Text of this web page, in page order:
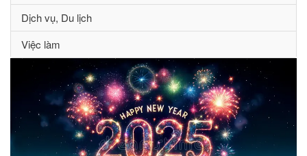
Dịch vụ, Du lịch
Việc làm